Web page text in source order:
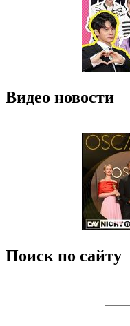
Видео новости
Поиск по сайту